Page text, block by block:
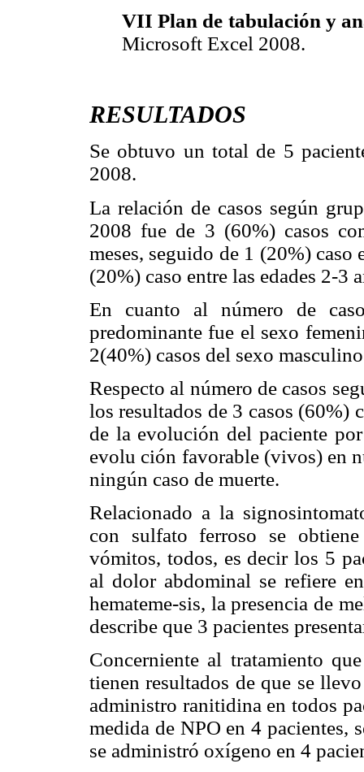
VII Plan de tabulación y
Microsoft Excel 2008.
RESULTADOS
Se obtuvo un total de 5
2008.
La relación de casos según
2008 fue de 3 (60%) casos
meses, seguido de 1 (20%) caso
(20%) caso entre las edades 2-3
En cuanto al número de
predominante fue el sexo
2(40%) casos del sexo
Respecto al número de casos
los resultados de 3 casos (60%)
de la evolución del paciente
evolu ción favorable (vivos) en
ningún caso de muerte.
Relacionado a la
con sulfato ferroso se
vómitos, todos, es decir los 5
al dolor abdominal se refiere
hemateme-sis, la presencia de
describe que 3 pacientes
Concerniente al tratamiento
tienen resultados de que se
administro ranitidina en todos
medida de NPO en 4 pacientes,
se administró oxígeno en 4